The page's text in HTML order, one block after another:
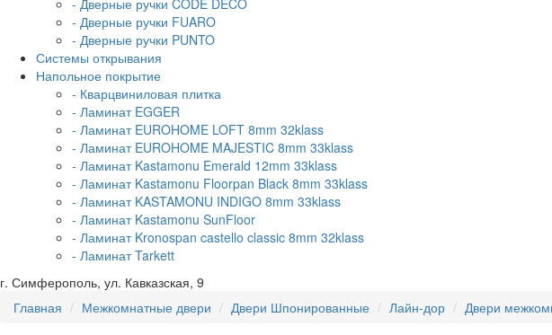
- Дверные ручки CODE DECO
- Дверные ручки FUARO
- Дверные ручки PUNTO
Системы открывания
Напольное покрытие
- Кварцвиниловая плитка
- Ламинат EGGER
- Ламинат EUROHOME LOFT 8mm 32klass
- Ламинат EUROHOME MAJESTIC 8mm 33klass
- Ламинат Kastamonu Emerald 12mm 33klass
- Ламинат Kastamonu Floorpan Black 8mm 33klass
- Ламинат KASTAMONU INDIGO 8mm 33klass
- Ламинат Kastamonu SunFloor
- Ламинат Kronospan castello classic 8mm 32klass
- Ламинат Tarkett
г. Симферополь, ул. Кавказская, 9
Главная
Межкомнатные двери Двери Шпонированные Лайн-дор Двери